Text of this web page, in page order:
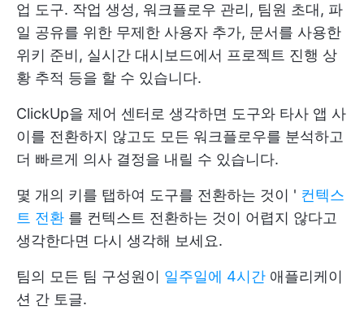
업 도구. 작업 생성, 워크플로우 관리, 팀원 초대, 파
일 공유를 위한 무제한 사용자 추가, 문서를 사용한
위키 준비, 실시간 대시보드에서 프로젝트 진행 상
황 추적 등을 할 수 있습니다.
ClickUp을 제어 센터로 생각하면 도구와 타사 앱 사
이를 전환하지 않고도 모든 워크플로우를 분석하고
더 빠르게 의사 결정을 내릴 수 있습니다.
몇 개의 키를 탭하여 도구를 전환하는 것이 ' 컨텍스
트 전환 를 컨텍스트 전환하는 것이 어렵지 않다고
생각한다면 다시 생각해 보세요.
팀의 모든 팀 구성원이 일주일에 4시간 애플리케이
션 간 토글.